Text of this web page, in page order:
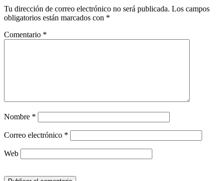
Tu dirección de correo electrónico no será publicada. Los campos
obligatorios están marcados con *
Comentario *
Nombre *
Correo electrónico *
Web